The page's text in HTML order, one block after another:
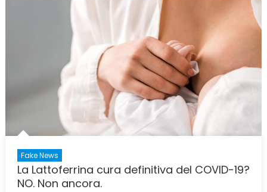
Fake News
La Lattoferrina cura definitiva del COVID-19?
NO. Non ancora.